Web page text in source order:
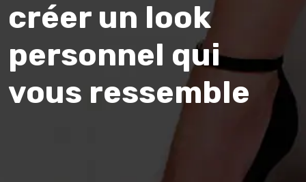
créer un look
personnel qui
vous ressemble